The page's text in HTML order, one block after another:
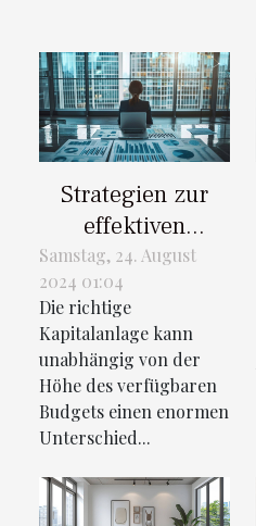
Strategien zur
effektiven
Kapitalanlage für
jedes Budget
Samstag, 24. August
2024 01:04
Die richtige
Kapitalanlage kann
unabhängig von der
Höhe des verfügbaren
Budgets einen enormen
Unterschied...